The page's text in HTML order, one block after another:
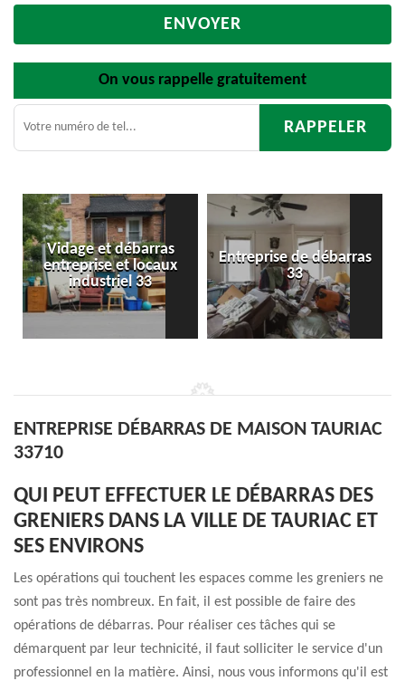
On vous rappelle gratuitement
Entreprise de débarras
33
Débarras
d'appartement 33
ENTREPRISE DÉBARRAS DE MAISON TAURIAC
33710
QUI PEUT EFFECTUER LE DÉBARRAS DES
GRENIERS DANS LA VILLE DE TAURIAC ET
SES ENVIRONS
Les opérations qui touchent les espaces comme les greniers ne
sont pas très nombreux. En fait, il est possible de faire des
opérations de débarras. Pour réaliser ces tâches qui se
démarquent par leur technicité, il faut solliciter le service d'un
professionnel en la matière. Ainsi, nous vous informons qu'il est